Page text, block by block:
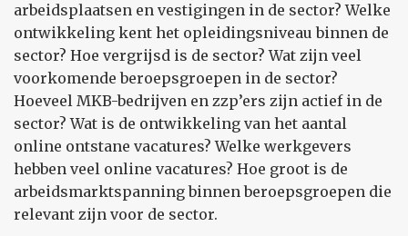
arbeidsplaatsen en vestigingen in de sector? Welke
ontwikkeling kent het opleidingsniveau binnen de
sector? Hoe vergrijsd is de sector? Wat zijn veel
voorkomende beroepsgroepen in de sector?
Hoeveel MKB-bedrijven en zzp’ers zijn actief in de
sector? Wat is de ontwikkeling van het aantal
online ontstane vacatures? Welke werkgevers
hebben veel online vacatures? Hoe groot is de
arbeidsmarktspanning binnen beroepsgroepen die
relevant zijn voor de sector.